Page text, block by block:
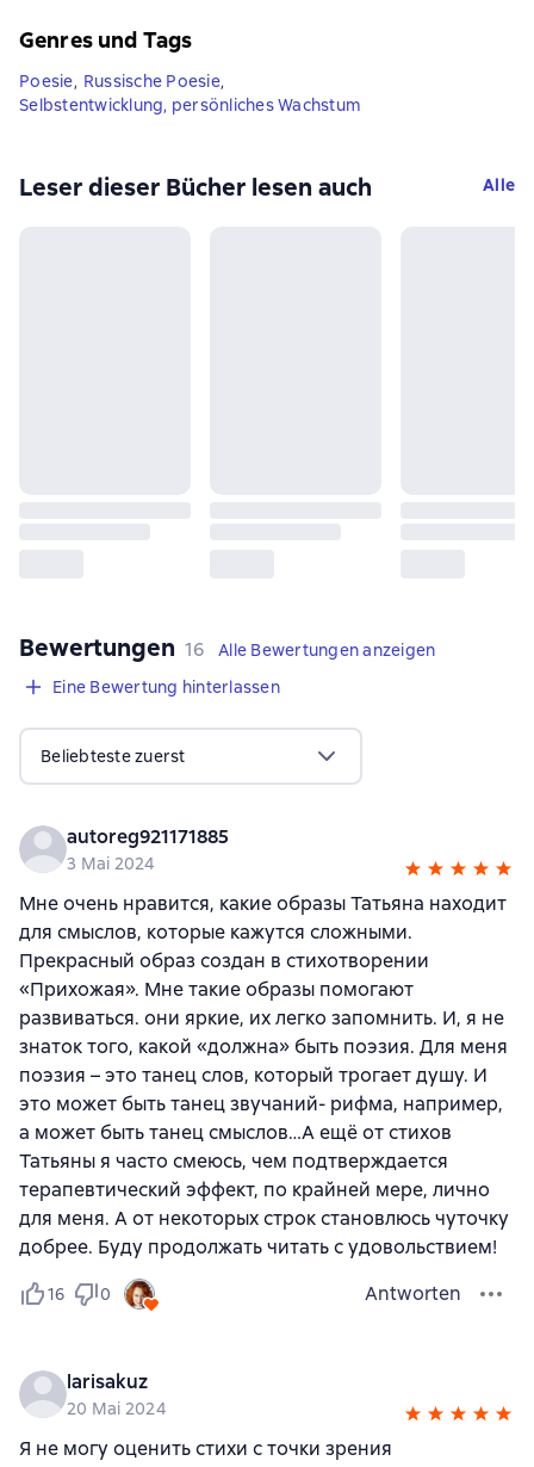
Genres und Tags
Poesie, Russische Poesie,
Selbstentwicklung, persönliches Wachstum
Leser dieser Bücher lesen auch Alle
Bewertungen 16 Bewertungen
16
Alle Bewertungen anzeigen
Eine Bewertung hinterlassen
Beliebteste zuerst
autoreg921171885
3 Mai 2024
Мне очень нравится, какие образы Татьяна находит
для смыслов, которые кажутся сложными.
Прекрасный образ создан в стихотворении
«Прихожая». Мне такие образы помогают
развиваться. они яркие, их легко запомнить. И, я не
знаток того, какой «должна» быть поэзия. Для меня
поэзия – это танец слов, который трогает душу. И
это может быть танец звучаний- рифма, например,
а может быть танец смыслов…А ещё от стихов
Татьяны я часто смеюсь, чем подтверждается
терапевтический эффект, по крайней мере, лично
для меня. А от некоторых строк становлюсь чуточку
добрее. Буду продолжать читать с удовольствием!
16 0 Antworten
larisakuz
20 Mai 2024
Я не могу оценить стихи с точки зрения